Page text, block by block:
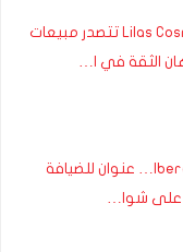
بعد عامين من إطلاقها.. Lilas Cosmetics تتصدر مبيعات
الثقة في ا…
فندق Iberostar Royal El Mansour… عنوان للضيافة
على شوا…